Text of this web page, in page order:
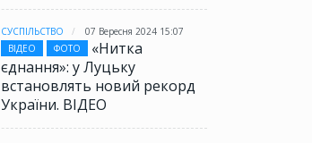
СУСПІЛЬСТВО
07 Вересня 2024 15:07
ВІДЕО
ФОТО
«Нитка
єднання»: у Луцьку
встановлять новий рекорд
України. ВІДЕО